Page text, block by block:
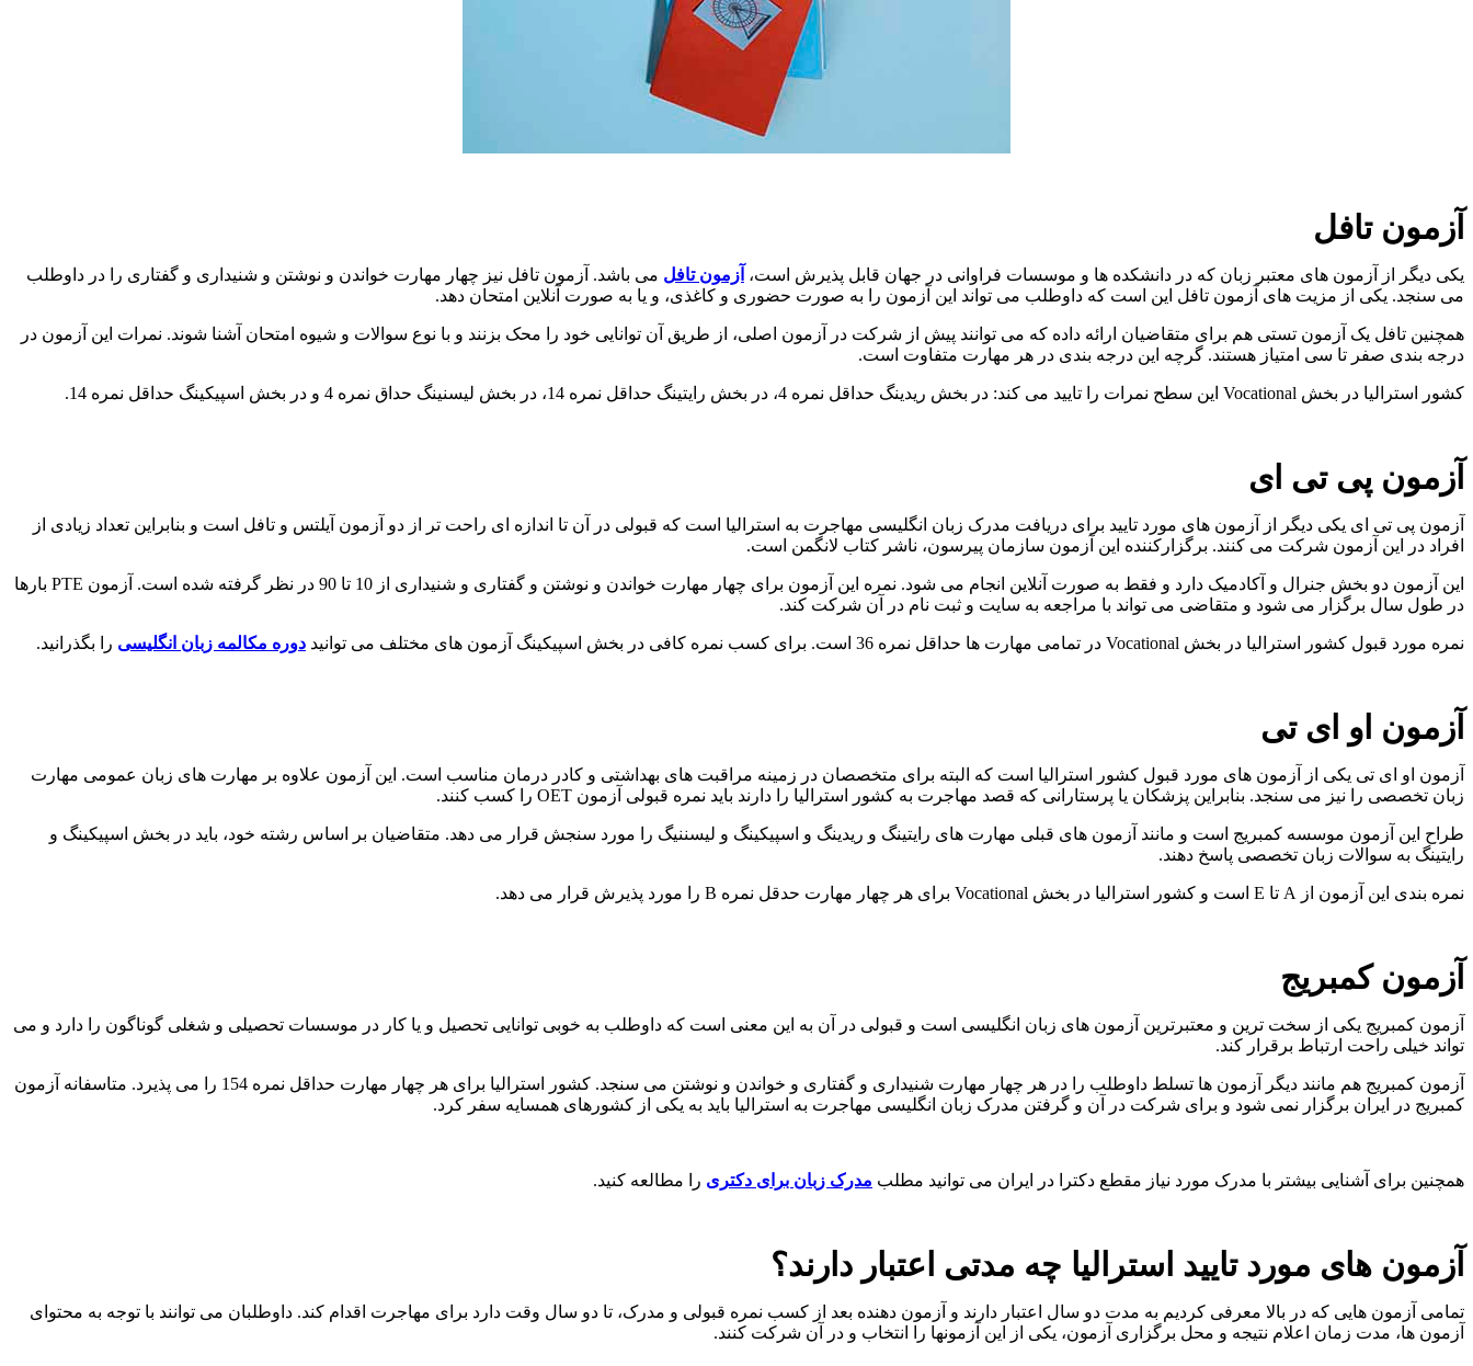
آزمون تافل
یکی دیگر از آزمون های معتبر زبان که در دانشکده ها و موسسات فراوانی در جهان قابل پذیرش است، آزمون تافل می باشد. آزمون تافل نیز چهار مهارت خواندن و نوشتن و شنیداری و گفتاری را در داوطلب
می سنجد. یکی از مزیت های آزمون تافل این است که داوطلب می تواند این آزمون را به صورت حضوری و کاغذی، و یا به صورت آنلاین امتحان دهد.
همچنین تافل یک آزمون تستی هم برای متقاضیان ارائه داده که می توانند پیش از شرکت در آزمون اصلی، از طریق آن توانایی خود را محک بزنند و با نوع سوالات و شیوه امتحان آشنا شوند. نمرات این آزمون در
درجه بندی صفر تا سی امتیاز هستند. گرچه این درجه بندی در هر مهارت متفاوت است.
کشور استرالیا در بخش Vocational این سطح نمرات را تایید می کند: در بخش ریدینگ حداقل نمره 4، در بخش رایتینگ حداقل نمره 14، در بخش لیسنینگ حداق نمره 4 و در بخش اسپیکینگ حداقل نمره 14.
آزمون پی تی ای
آزمون پی تی ای یکی دیگر از آزمون های مورد تایید برای دریافت مدرک زبان انگلیسی مهاجرت به استرالیا است که قبولی در آن تا اندازه ای راحت تر از دو آزمون آیلتس و تافل است و بنابراین تعداد زیادی از
افراد در این آزمون شرکت می کنند. برگزارکننده این آزمون سازمان پیرسون، ناشر کتاب لانگمن است.
این آزمون دو بخش جنرال و آکادمیک دارد و فقط به صورت آنلاین انجام می شود. نمره این آزمون برای چهار مهارت خواندن و نوشتن و گفتاری و شنیداری از 10 تا 90 در نظر گرفته شده است. آزمون PTE بارها
در طول سال برگزار می شود و متقاضی می تواند با مراجعه به سایت و ثبت نام در آن شرکت کند.
نمره مورد قبول کشور استرالیا در بخش Vocational در تمامی مهارت ها حداقل نمره 36 است. برای کسب نمره کافی در بخش اسپیکینگ آزمون های مختلف می توانید دوره مکالمه زبان انگلیسی را بگذرانید.
آزمون او ای تی
آزمون او ای تی یکی از آزمون های مورد قبول کشور استرالیا است که البته برای متخصصان در زمینه مراقبت های بهداشتی و کادر درمان مناسب است. این آزمون علاوه بر مهارت های زبان عمومی مهارت
زبان تخصصی را نیز می سنجد. بنابراین پزشکان یا پرستارانی که قصد مهاجرت به کشور استرالیا را دارند باید نمره قبولی آزمون OET را کسب کنند.
طراح این آزمون موسسه کمبریج است و مانند آزمون های قبلی مهارت های رایتینگ و ریدینگ و اسپیکینگ و لیسننیگ را مورد سنجش قرار می دهد. متقاضیان بر اساس رشته خود، باید در بخش اسپیکینگ و
رایتینگ به سوالات زبان تخصصی پاسخ دهند.
نمره بندی این آزمون از A تا E است و کشور استرالیا در بخش Vocational برای هر چهار مهارت حدقل نمره B را مورد پذیرش قرار می دهد.
آزمون کمبریج
آزمون کمبریج یکی از سخت ترین و معتبرترین آزمون های زبان انگلیسی است و قبولی در آن به این معنی است که داوطلب به خوبی توانایی تحصیل و یا کار در موسسات تحصیلی و شغلی گوناگون را دارد و می
تواند خیلی راحت ارتباط برقرار کند.
آزمون کمبریج هم مانند دیگر آزمون ها تسلط داوطلب را در هر چهار مهارت شنیداری و گفتاری و خواندن و نوشتن می سنجد. کشور استرالیا برای هر چهار مهارت حداقل نمره 154 را می پذیرد. متاسفانه آزمون
کمبریج در ایران برگزار نمی شود و برای شرکت در آن و گرفتن مدرک زبان انگلیسی مهاجرت به استرالیا باید به یکی از کشورهای همسایه سفر کرد.
همچنین برای آشنایی بیشتر با مدرک مورد نیاز مقطع دکترا در ایران می توانید مطلب مدرک زبان برای دکتری را مطالعه کنید.
آزمون های مورد تایید استرالیا چه مدتی اعتبار دارند؟
تمامی آزمون هایی که در بالا معرفی کردیم به مدت دو سال اعتبار دارند و آزمون دهنده بعد از کسب نمره قبولی و مدرک، تا دو سال وقت دارد برای مهاجرت اقدام کند. داوطلبان می توانند با توجه به محتوای
آزمون ها، مدت زمان اعلام نتیجه و محل برگزاری آزمون، یکی از این آزمونها را انتخاب و در آن شرکت کنند.